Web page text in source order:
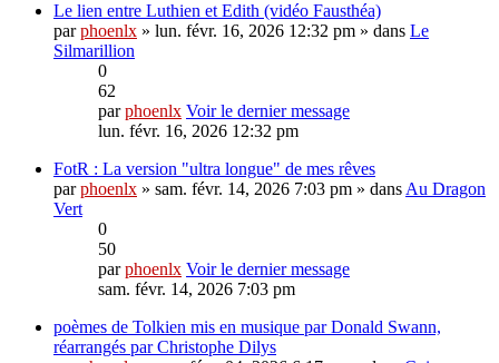
Le lien entre Luthien et Edith (vidéo Fausthéa)
parphoenlx » lun. févr. 16, 2026 12:32 pm » dans Le
Silmarillion
0
62
parphoenlx Voir le dernier message
lun. févr. 16, 2026 12:32 pm
FotR : La version "ultra longue" de mes rêves
parphoenlx » sam. févr. 14, 2026 7:03 pm » dans Au Dragon
Vert
0
50
parphoenlx Voir le dernier message
sam. févr. 14, 2026 7:03 pm
poèmes de Tolkien mis en musique par Donald Swann,
réarrangés par Christophe Dilys